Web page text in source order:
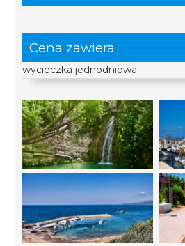
Cena zawiera
wycieczka jednodniowa